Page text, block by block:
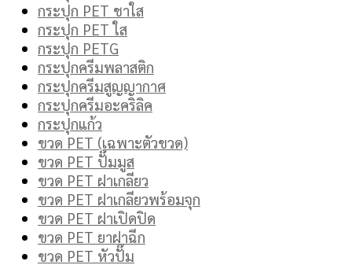
กระปุก PET ชาใส
กระปุก PET ใส
กระปุก PETG
กระปุกครีมพลาสติก
กระปุกครีมสูญญากาศ
กระปุกครีมอะคริลิค
กระปุกแก้ว
ขวด PET (เฉพาะตัวขวด)
ขวด PET ปั๊มมูส
ขวด PET ฝาเกลียว
ขวด PET ฝาเกลียวพร้อมจุก
ขวด PET ฝาเปิดปิด
ขวด PET ยาฝาฉีก
ขวด PET หัวปั๊ม